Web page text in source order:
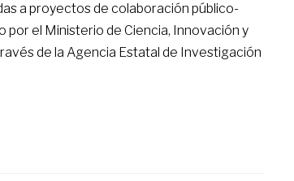
a proyectos de colaboración público-
por el Ministerio de Ciencia, Innovación y
de la Agencia Estatal de Investigación